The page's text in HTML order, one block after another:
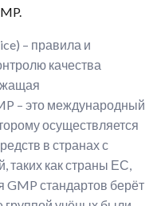
– правила и
качества
– это международный
осуществляется
в странах с
таких как страны ЕС,
стандартов берёт